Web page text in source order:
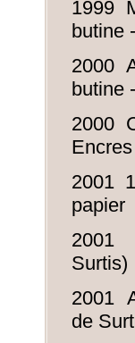
1999
butine
2000
butine
2000
2001
papier
2001
Surtis)
2001
de